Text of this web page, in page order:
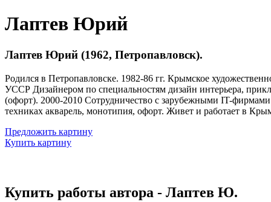
Лаптев Юрий
Лаптев Юрий (1962, Петропавловск).
Родился в Петропавловске. 1982-86 гг. Крымское
УССР Дизайнером по специальностям дизайн интерьера,
(офорт). 2000-2010 Сотрудничество с зарубежными IT-
техниках акварель, монотипия, офорт. Живет и работает в
Предложить картину
Купить картину
Купить работы автора - Лаптев Ю.